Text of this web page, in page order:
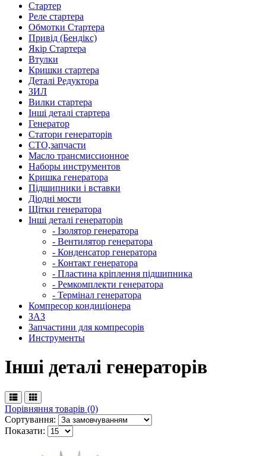
Стартер
Реле стартера
Обмотки Стартера
Привід (Бендікс)
Якір Стартера
Втулки
Кришки стартера
Деталі Редуктора
ЗИЛ
Вилки стартера
Інші деталі стартера
Генератор
Cтатори генераторів
СТО,запчасти
Масло трансмиссионное
Наборы инструментов
Кришка генератора
Підшипники і вставки
Діодні мости
Щітки генератора
Інші деталі генераторів
- Ізолятор генератора
- Вентилятор генератора
- Конденсатор генератора
- Контакт генератора
- Пластина кріплення підшипника
- Ремкомплекти генератора
- Термінал генератора
Компресор кондиціонера
ЗАЗ
Запчастини для компресорів
Инструменты
Інші деталі генераторів
Порівняння товарів (0)
Сортування:
Показати: